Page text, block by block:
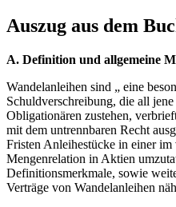
Auszug aus dem
A. Definition und allgemeine
Wandelanleihen sind „ eine
Schuldverschreibung, die all
Obligationären zustehen,
mit dem untrennbaren Recht
Fristen Anleihestücke in einer im
Mengenrelation in Aktien
Definitionsmerkmale, sowie
Verträge von Wandelanleihen